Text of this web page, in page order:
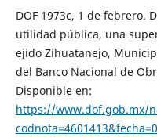
DOF 1973c, 1 de febrero.
utilidad pública, una
ejido Zihuatanejo,
del Banco Nacional de
Disponible en:
https://www.dof.gob.mx/